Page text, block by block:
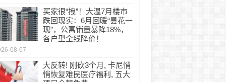
买家很“拽”！大温7月楼市
跌回现实：6月回暖“昙花一
现”，公寓销量暴降18%，
各户型全线降价！
08-07
大反转! 刚砍3个月, 卡尼悄
悄恢复难民医疗福利, 五大